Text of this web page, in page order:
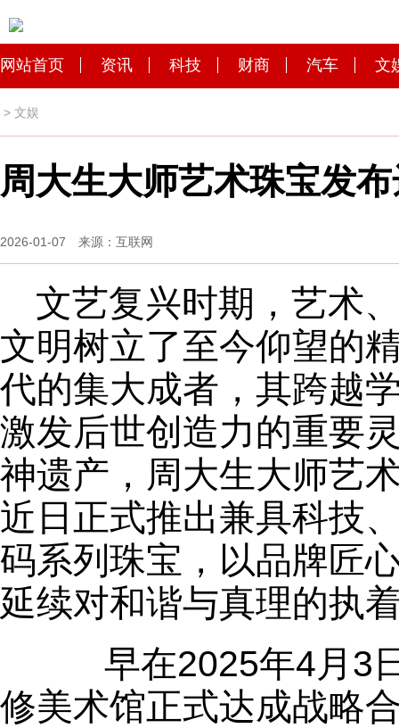
网站首页 资讯 科技 财商 汽车 文
> 文娱
周大生大师艺术珠宝发
2026-01-07 来源：互联网
文艺复兴时期，艺术
文明树立了至今仰望的
代的集大成者，其跨越
激发后世创造力的重要
神遗产，周大生大师艺
近日正式推出兼具科技
码系列珠宝，以品牌匠
延续对和谐与真理的执
早在2025年4月3日
修美术馆正式达成战略